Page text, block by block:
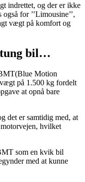
indrettet, og der er ikke
for ’’Limousine’’,
vægt på komfort og
tung bil…
Motion
på 1.500 kg fordelt
at opnå bare
det er samtidig med, at
hvilket
som en kvik bil
med at kunne